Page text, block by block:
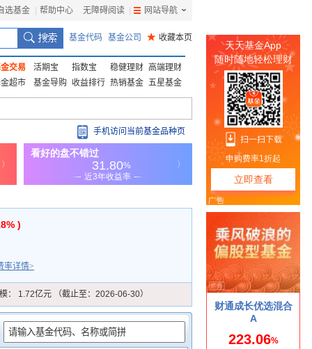
选基金 帮助中心 无障碍阅读 网站导航
基金代码 基金公司 ★ 收藏本页
交易 活期宝 指数宝 稳健理财 高端理财
超市
基金导购 收益排行 热销基金 五星基金
手机访问当前基金品种页
)
率详情>
： 1.72亿元 （截止至：2026-06-30）